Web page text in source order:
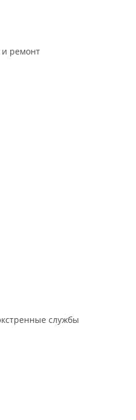
и ремонт
службы